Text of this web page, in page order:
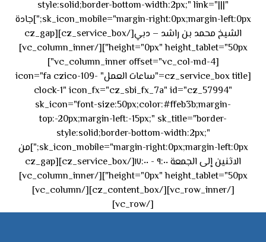
style:solid;border-bottom-width:2px;" link="|||"
sk_icon_mobile="margin-right:0px;margin-left:0px;"]جادة
الشيخ محمد بن راشد – دبي[/cz_service_box][cz_gap
height="0px" height_tablet="50px"][/vc_column_inner]
[vc_column_inner offset="vc_col-md-4"]
[cz_service_box title="ساعات العمل" icon="fa czico-109-
clock-1" icon_fx="cz_sbi_fx_7a" id="cz_57994"
sk_icon="font-size:50px;color:#ffeb3b;margin-
top:-20px;margin-left:-15px;" sk_title="border-
style:solid;border-bottom-width:2px;"
sk_icon_mobile="margin-right:0px;margin-left:0px;"]من
الاثنين إلى الجمعة ٩:٠٠ - ١٧:٠٠[/cz_service_box][cz_gap
height="0px" height_tablet="50px"][/vc_column_inner]
[/vc_row_inner][/cz_content_box][/vc_column]
[/vc_row]